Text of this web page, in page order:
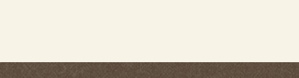
5月(2)
3月(4)
8月(5)